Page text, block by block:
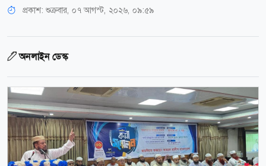
প্রকাশ: শুক্রবার, ০৭ আগস্ট, ২০২৬, ০৯:৫৯
অনলাইন ডেস্ক